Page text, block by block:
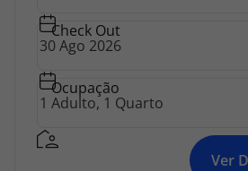
Check Out
Ocupação
Ver